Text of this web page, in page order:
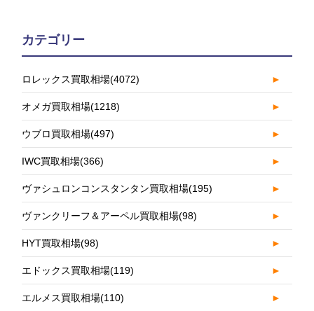
カテゴリー
ロレックス買取相場(4072) ►
オメガ買取相場(1218) ►
ウブロ買取相場(497) ►
IWC買取相場(366) ►
ヴァシュロンコンスタンタン買取相場(195) ►
ヴァンクリーフ＆アーペル買取相場(98) ►
HYT買取相場(98) ►
エドックス買取相場(119) ►
エルメス買取相場(110) ►